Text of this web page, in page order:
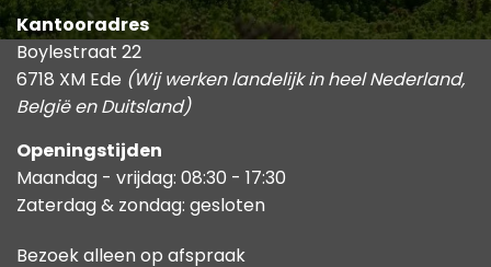
Kantooradres
Boylestraat 22
6718 XM Ede (Wij werken landelijk in heel Nederland,
België en Duitsland)
Openingstijden
Maandag - vrijdag: 08:30 - 17:30
Zaterdag & zondag: gesloten
Bezoek alleen op afspraak